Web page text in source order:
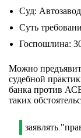
Суд:
Суть
Госпошлина:
Можно
судебной
банка против
таких
заявлять